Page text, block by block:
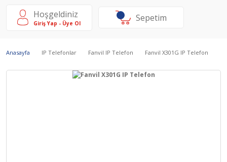
Hoşgeldiniz
Giriş Yap - Üye Ol Sepetim
Anasayfa IP Telefonlar Fanvil IP Telefon Fanvil X301G IP Telefon